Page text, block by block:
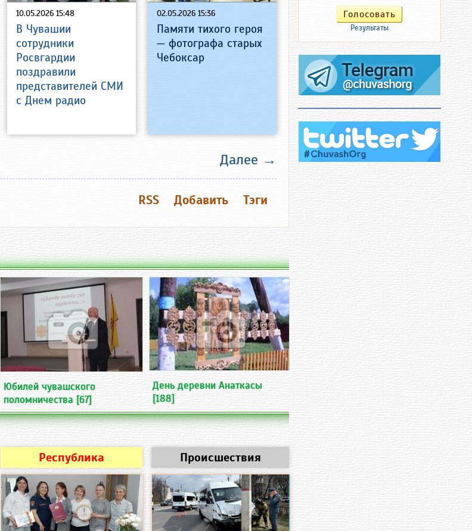
10.05.2026 15:48
В Чувашии
сотрудники
Росвгардии
поздравили
представителей СМИ
с Днем радио
02.05.2026 15:36
Памяти тихого героя
— фотографа старых
Чебоксар
Далее →
Тэги
Добавить
RSS
Юбилей чувашского
поломничества[67]
День деревни Анаткасы
[188]
Республика Происшествия
Результаты